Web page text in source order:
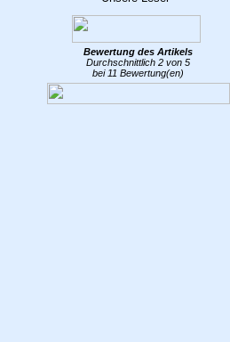
Bewertung des Artikels
Durchschnittlich 2 von 5
bei 11 Bewertung(en)